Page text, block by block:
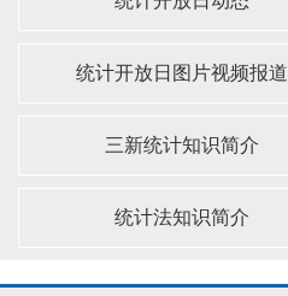
统计开放日图片视频报道
三新统计知识简介
统计法知识简介